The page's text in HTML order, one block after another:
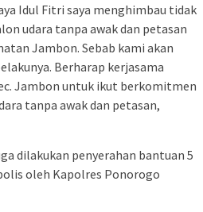
Idul Fitri saya menghimbau tidak
udara tanpa awak dan petasan
Jambon. Sebab kami akan
Berharap kerjasama
Jambon untuk ikut berkomitmen
tanpa awak dan petasan,
dilakukan penyerahan bantuan 5
oleh Kapolres Ponorogo